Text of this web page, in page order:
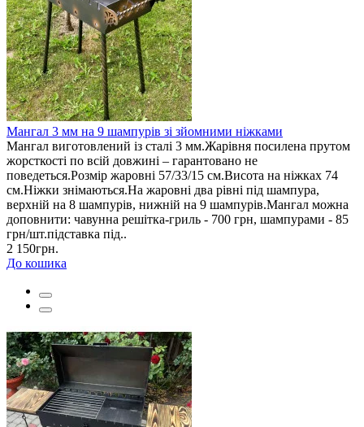
Мангал 3 мм на 9 шампурів зі зйомними ніжками
Мангал виготовлений із сталі 3 мм.Жарівня посилена прутом
жорсткості по всій довжині – гарантовано не
поведеться.Розмір жаровні 57/33/15 см.Висота на ніжках 74
см.Ніжки знімаються.На жаровні два рівні під шампура,
верхній на 8 шампурів, нижній на 9 шампурів.Мангал можна
доповнити: чавунна решітка-гриль - 700 грн, шампурами - 85
грн/шт.підставка під..
2 150грн.
До кошика